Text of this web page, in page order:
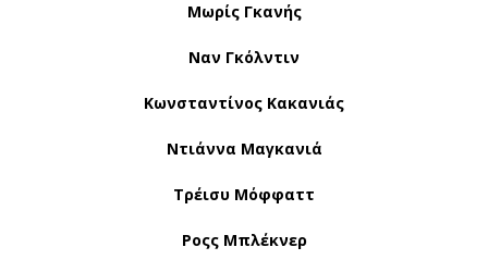
Μωρίς Γκανής
Ναν Γκόλντιν
Κωνσταντίνος Κακανιάς
Ντιάννα Μαγκανιά
Τρέισυ Μόφφαττ
Ροςς Μπλέκνερ